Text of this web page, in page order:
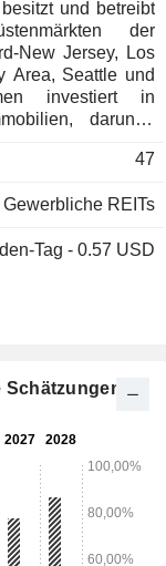
und betreibt
der
New Jersey, Los
Area, Seattle und
investiert in
darunter
Forschung und
sich auf
können und
Lagen
einer hohen
Terreno 11100
47
Gewerbliche REITs
Tag - 0.57 USD